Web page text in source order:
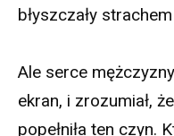
błyszczały
Ale serce
ekran, i zrozumiał,
popełniła ten czyn.